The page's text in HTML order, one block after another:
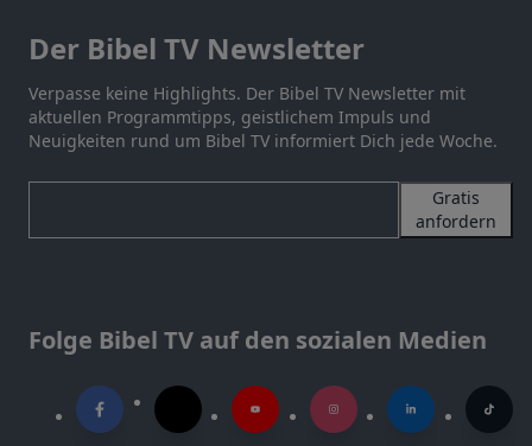
Der Bibel TV Newsletter
Verpasse keine Highlights. Der Bibel TV Newsletter mit
aktuellen Programmtipps, geistlichem Impuls und
Neuigkeiten rund um Bibel TV informiert Dich jede Woche.
Gratis
anfordern
Folge Bibel TV auf den sozialen Medien